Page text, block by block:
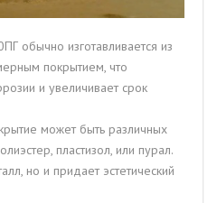
обычно изготавливается из
покрытием, что
и увеличивает срок
может быть различных
пластизол, или пурал.
но и придает эстетический